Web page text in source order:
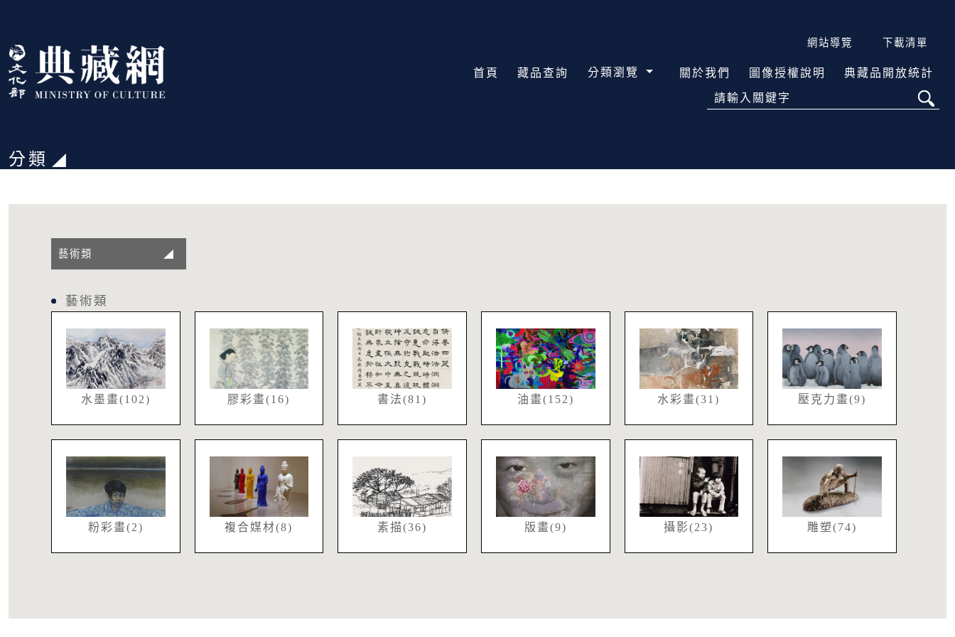
:::
網站導覽 下載清單
首頁 藏品查詢 分類瀏覽 關於我們 圖像授權說明 典藏品開放統計
請輸入關鍵字
:::
分類
藝術類
藝術類
水墨畫(102) 膠彩畫(16) 書法(81) 油畫(152) 水彩畫(31) 壓克力畫(9)
粉彩畫(2) 複合媒材(8) 素描(36) 版畫(9) 攝影(23) 雕塑(74)